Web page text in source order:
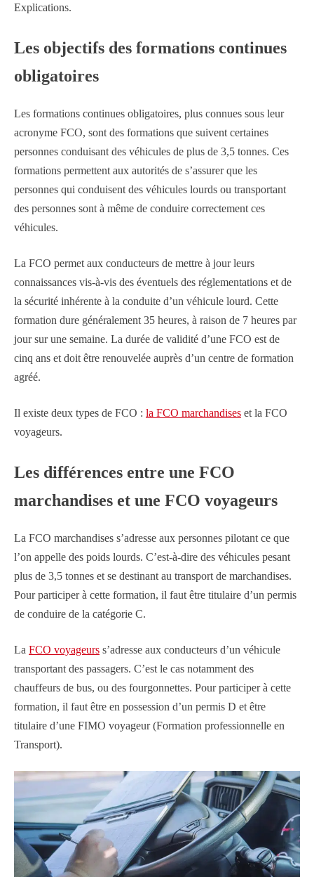
Explications.
Les objectifs des formations continues
obligatoires
Les formations continues obligatoires, plus connues sous leur
acronyme FCO, sont des formations que suivent certaines
personnes conduisant des véhicules de plus de 3,5 tonnes. Ces
formations permettent aux autorités de s’assurer que les
personnes qui conduisent des véhicules lourds ou transportant
des personnes sont à même de conduire correctement ces
véhicules.
La FCO permet aux conducteurs de mettre à jour leurs
connaissances vis-à-vis des éventuels des réglementations et de
la sécurité inhérente à la conduite d’un véhicule lourd. Cette
formation dure généralement 35 heures, à raison de 7 heures par
jour sur une semaine. La durée de validité d’une FCO est de
cinq ans et doit être renouvelée auprès d’un centre de formation
agréé.
Il existe deux types de FCO : la FCO marchandises et la FCO
voyageurs.
Les différences entre une FCO
marchandises et une FCO voyageurs
La FCO marchandises s’adresse aux personnes pilotant ce que
l’on appelle des poids lourds. C’est-à-dire des véhicules pesant
plus de 3,5 tonnes et se destinant au transport de marchandises.
Pour participer à cette formation, il faut être titulaire d’un permis
de conduire de la catégorie C.
La FCO voyageurs s’adresse aux conducteurs d’un véhicule
transportant des passagers. C’est le cas notamment des
chauffeurs de bus, ou des fourgonnettes. Pour participer à cette
formation, il faut être en possession d’un permis D et être
titulaire d’une FIMO voyageur (Formation professionnelle en
Transport).